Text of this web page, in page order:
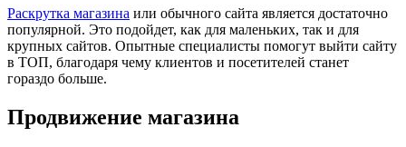
Раскрутка магазина или обычного сайта является достаточно
популярной. Это подойдет, как для маленьких, так и для
крупных сайтов. Опытные специалисты помогут выйти сайту
в ТОП, благодаря чему клиентов и посетителей станет
гораздо больше.
Продвижение магазина